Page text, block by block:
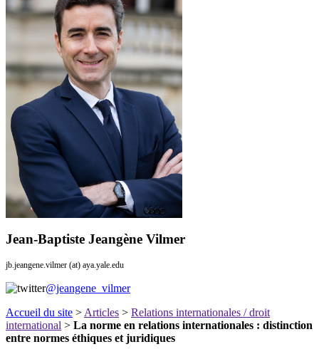
Jean-Baptiste Jeangène Vilmer
jb.jeangene.vilmer (at) aya.yale.edu
@jeangene_vilmer
Accueil du site >Articles > Relations internationales / droit
international > La norme en relations internationales : distinction
entre normes éthiques et juridiques